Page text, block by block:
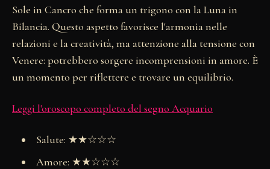
Sole in Cancro che forma un trigono con la Luna in
Bilancia. Questo aspetto favorisce l'armonia nelle
relazioni e la creatività, ma attenzione alla tensione con
Venere: potrebbero sorgere incomprensioni in amore. È
un momento per riflettere e trovare un equilibrio.
Leggi l'oroscopo completo del segno Acquario
Salute: ★★☆☆☆
Amore: ★★☆☆☆